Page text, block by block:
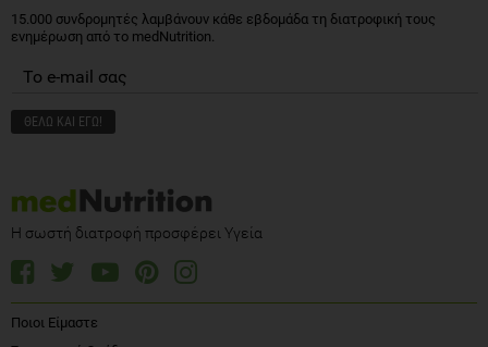
15.000 συνδρομητές λαμβάνουν κάθε εβδομάδα τη διατροφική τους
ενημέρωση από το medNutrition.
Η σωστή διατροφή προσφέρει Υγεία
Ποιοι Είμαστε